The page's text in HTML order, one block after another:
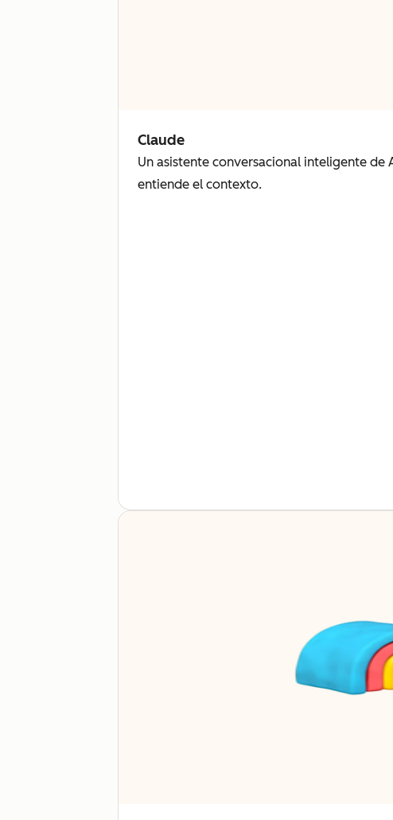
Claude
Un asistente conversacional inteligente
entiende el contexto.